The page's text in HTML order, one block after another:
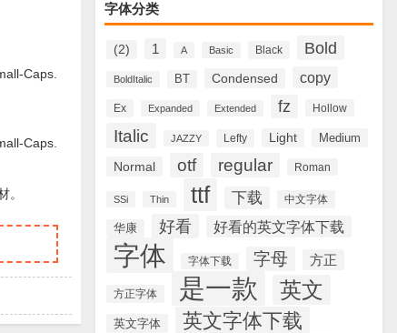
字体分类
(2) 1 A Basic Black Bold
BoldItalic BT Condensed copy
Ex Expanded Extended fz Hollow
Italic JAZZY Lefty Light Medium
Normal otf regular Roman
SSi Thin ttf 下载 中文字体
华康 好看 好看的英文字体下载
字体 字体下载 字母 方正
方正字体 是一款 英文
英文字体 英文字体下载
Caps.
Caps.
。